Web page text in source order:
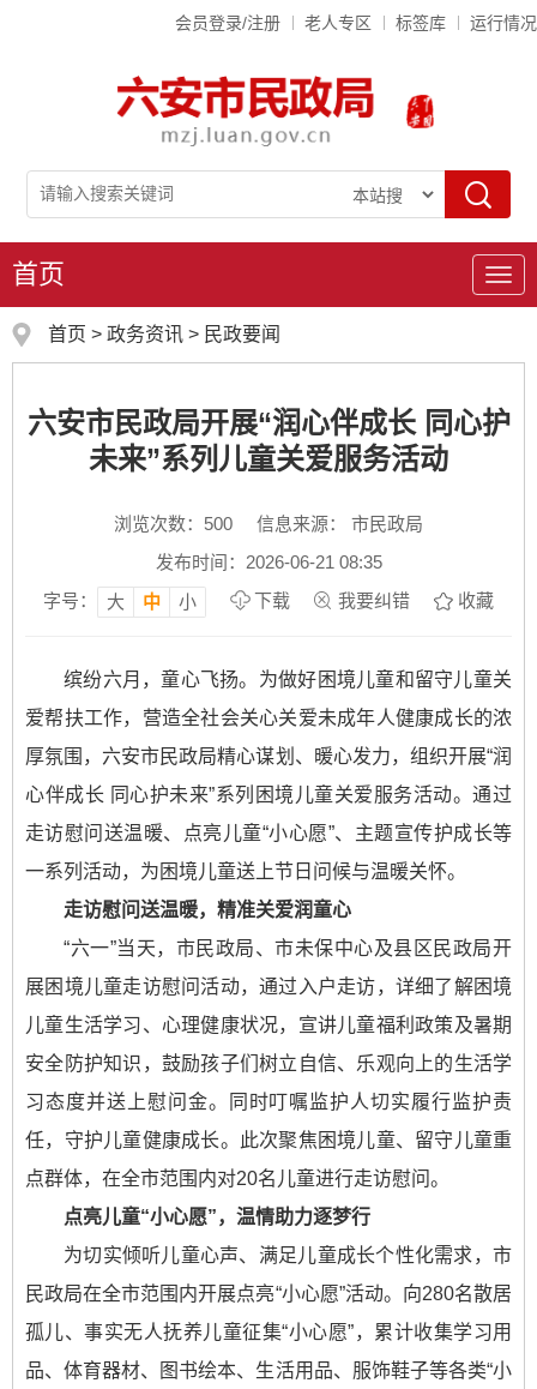
会员登录/注册 老人专区 标签库 运行情况
导
航
首页
首页 > 政务资讯 > 民政要闻
六安市民政局开展“润心伴成长 同心护
未来”系列儿童关爱服务活动
浏览次数： 500
信息来源： 市民政局
发布时间：2026-06-21 08:35
字号：
大 中 小 下载 我要纠错 收藏
缤纷六月，童心飞扬。为做好困境儿童和留守儿童关
爱帮扶工作，营造全社会关心关爱未成年人健康成长的浓
厚氛围，六安市民政局精心谋划、暖心发力，组织开展“润
心伴成长 同心护未来”系列困境儿童关爱服务活动。通过
走访慰问送温暖、点亮儿童“小心愿”、主题宣传护成长等
一系列活动，为困境儿童送上节日问候与温暖关怀。
走访慰问送温暖，精准关爱润童心
“六一”当天，市民政局、市未保中心及县区民政局开
展困境儿童走访慰问活动，通过入户走访，详细了解困境
儿童生活学习、心理健康状况，宣讲儿童福利政策及暑期
安全防护知识，鼓励孩子们树立自信、乐观向上的生活学
习态度并送上慰问金。同时叮嘱监护人切实履行监护责
任，守护儿童健康成长。此次聚焦困境儿童、留守儿童重
点群体，在全市范围内对20名儿童进行走访慰问。
点亮儿童“小心愿”，温情助力逐梦行
为切实倾听儿童心声、满足儿童成长个性化需求，市
民政局在全市范围内开展点亮“小心愿”活动。向280名散居
孤儿、事实无人抚养儿童征集“小心愿”，累计收集学习用
品、体育器材、图书绘本、生活用品、服饰鞋子等各类“小